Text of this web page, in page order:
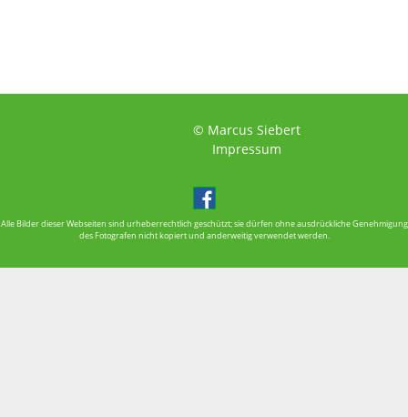
© Marcus Siebert
Impressum
Alle Bilder dieser Webseiten sind urheberrechtlich geschützt; sie dürfen ohne ausdrückliche Genehmigung
des Fotografen nicht kopiert und anderweitig verwendet werden.